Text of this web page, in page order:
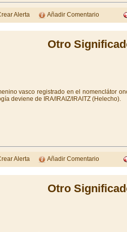
Alerta Añadir Comentario
Otro
vasco registrado en el nomenclátor
deviene de IRA/IRAIZ/IRAITZ (Helecho).
Alerta Añadir Comentario
Otro